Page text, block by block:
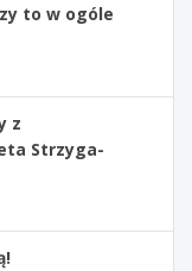
to w ogóle
z
Strzyga-